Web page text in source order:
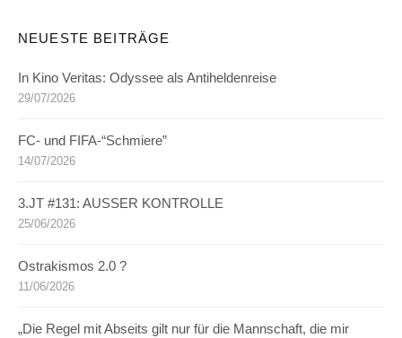
NEUESTE BEITRÄGE
In Kino Veritas: Odyssee als Antiheldenreise
29/07/2026
FC- und FIFA-“Schmiere”
14/07/2026
3.JT #131: AUSSER KONTROLLE
25/06/2026
Ostrakismos 2.0 ?
11/06/2026
„Die Regel mit Abseits gilt nur für die Mannschaft, die mir